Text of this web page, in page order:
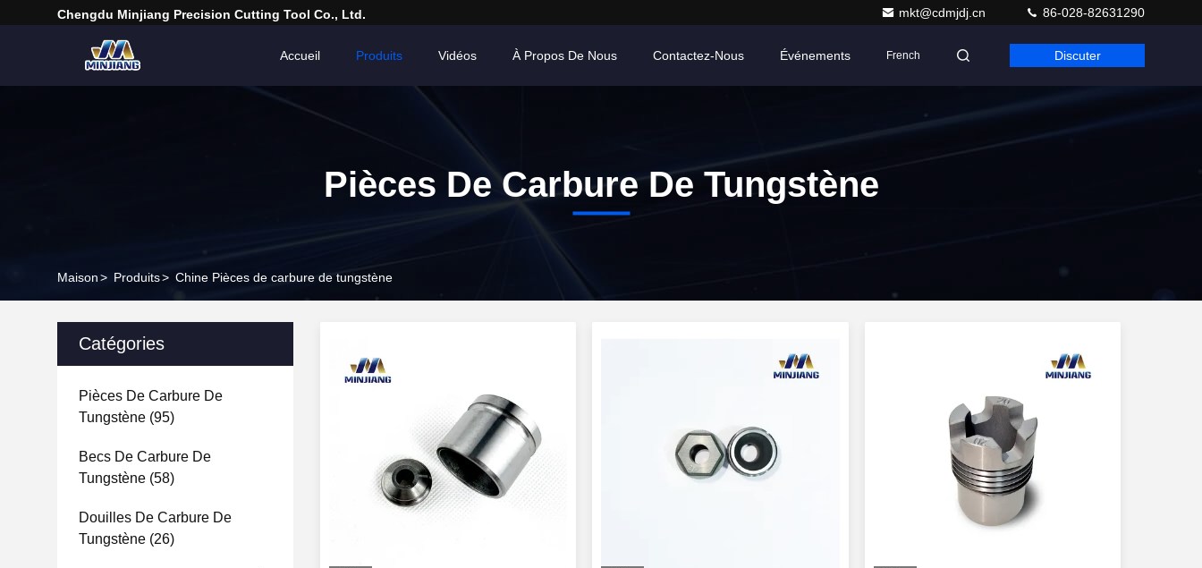
Chengdu Minjiang Precision Cutting Tool Co., Ltd. mkt@cdmjdj.cn 86-028-82631290
Accueil Produits Vidéos À Propos De Nous Contactez-Nous Événements French Discuter
Pièces De Carbure De Tungstène
Maison> Produits> Chine Pièces de carbure de tungstène
Catégories
Pièces De Carbure De
Tungstène (95)
Becs De Carbure De
Tungstène (58)
Douilles De Carbure De
Tungstène (26)